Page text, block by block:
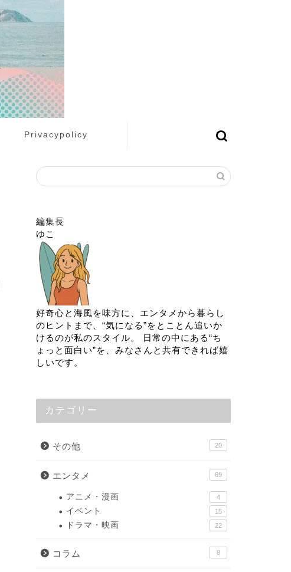
Privacypolicy
編集長
ゆこ
好奇心と海風を味方に、エンタメから暮らし
のヒントまで、“気になる”をとことん追いか
けるのが私のスタイル。 日常の中にある“ち
ょっと面白い”を、みなさんと共有できれば嬉
しいです。
カテゴリー
その他 20
エンタメ 69
アニメ・漫画 4
イベント 15
ドラマ・映画 22
コラム 8